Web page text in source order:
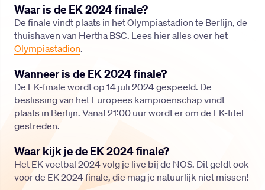
Waar is de EK 2024 finale?
De finale vindt plaats in het Olympiastadion te Berlijn, de
thuishaven van Hertha BSC. Lees hier alles over het
Olympiastadion.
Wanneer is de EK 2024 finale?
De EK-finale wordt op 14 juli 2024 gespeeld. De
beslissing van het Europees kampioenschap vindt
plaats in Berlijn. Vanaf 21:00 uur wordt er om de EK-titel
gestreden.
Waar kijk je de EK 2024 finale?
Het EK voetbal 2024 volg je live bij de NOS. Dit geldt ook
voor de EK 2024 finale, die mag je natuurlijk niet missen!